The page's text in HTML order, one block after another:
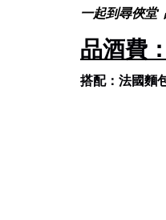
一起到尋俠堂
品酒費
搭配：法國麵